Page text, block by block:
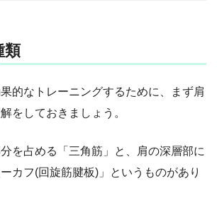
類
的なトレーニングするために、まず肩
をしておきましょう。
を占める「三角筋」と、肩の深層部に
カフ(回旋筋腱板)」というものがあり